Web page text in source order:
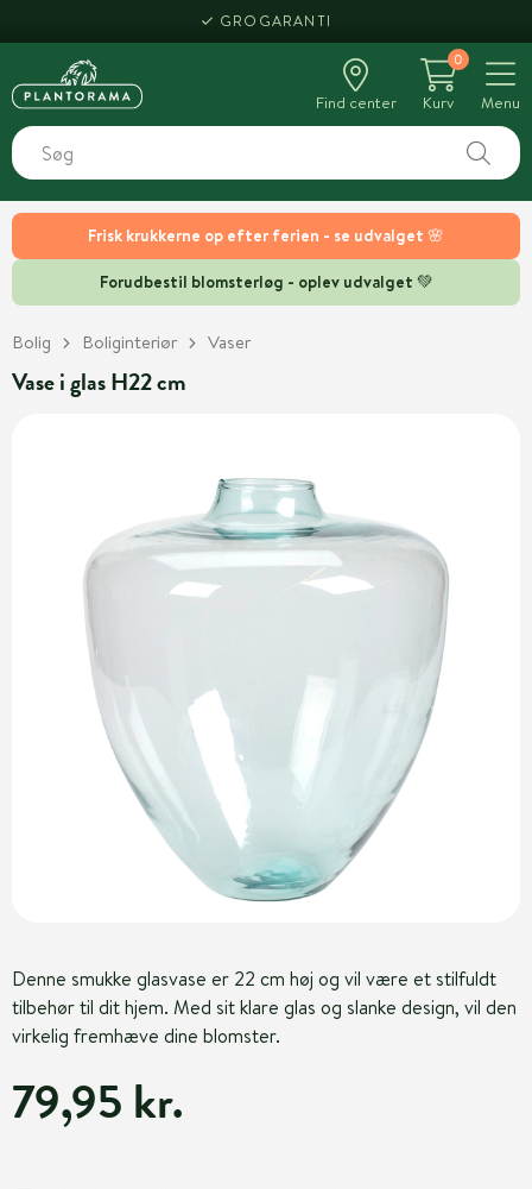
Frisk krukkerne op efter ferien - se udvalget 🌸
Forudbestil blomsterløg - oplev udvalget 💚
GROGARANTI
Find center
0
Kurv
Menu
Bolig Boliginteriør Vaser
Vase i glas H22 cm
Denne smukke glasvase er 22 cm høj og vil være et stilfuldt
tilbehør til dit hjem. Med sit klare glas og slanke design, vil den
virkelig fremhæve dine blomster.
79,95 kr.